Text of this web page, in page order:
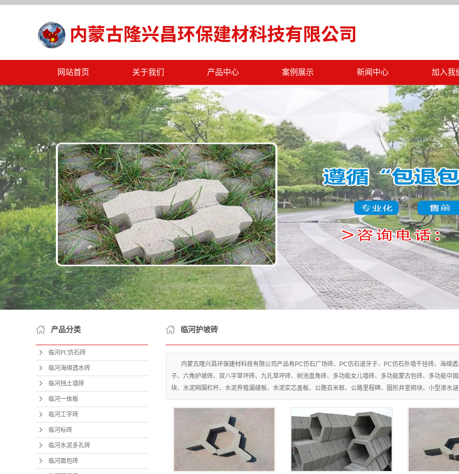
网站首页 关于我们
公司简介
公司文化
公司资质
公司规章
联系我们
产品中心
临河PC仿石砖
临河海绵透水砖
临河挡土墙砖
临河一体板
临河工字砖
临河标砖
临河水泥多孔砖
临河面包砖
临河草坪砖
临河盲道砖
临河护坡砖
临河道牙子
临河井盖雨篦
临河公路桩碑
临河院墙花砖
临河农渠板
临河网围栏杆
临河养殖漏缝板
案例展示 新闻中心
行业新闻
最新公告
加入我
产品分类
临河PC仿石砖
临河海绵透水砖
临河挡土墙砖
临河一体板
临河工字砖
临河标砖
临河水泥多孔砖
临河面包砖
临河护坡砖
内蒙古隆兴昌环保建材科技有限公司产品有PC仿石广场砖、PC仿石道牙子、PC仿石外墙干挂砖、海绵
子、六角护坡砖、双八字草坪砖、九孔草坪砖、树池直角砖、多功能女儿墙砖、多功能蒙古包砖、多功能中
块、水泥网围栏杆、水泥养殖漏缝板、水泥实芯盖板、公路百米桩、公路里程碑、圆形井室砌块、小型渗水